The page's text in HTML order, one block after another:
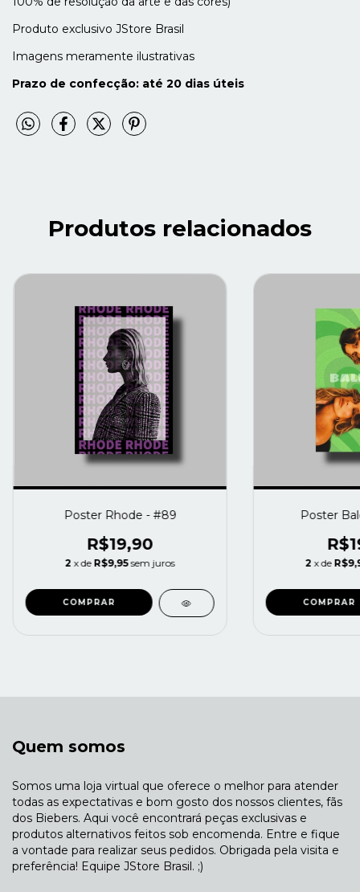
Produto exclusivo JStore Brasil
Imagens meramente ilustrativas
Prazo de confecção: até 20 dias úteis
Produtos relacionados
Poster Rhode - #89
R$19,90
2 x de R$9,95 sem juros
Poster
2 x de
Quem somos
Somos uma loja virtual que oferece o melhor para atender
todas as expectativas e bom gosto dos nossos clientes, fãs
dos Biebers. Aqui você encontrará peças exclusivas e
produtos alternativos feitos sob encomenda. Entre e fique
a vontade para realizar seus pedidos. Obrigada pela visita e
preferência! Equipe JStore Brasil. ;)